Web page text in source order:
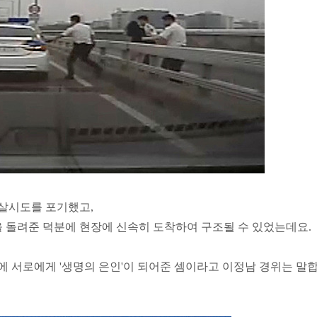
시도를 포기했고,
려준 덕분에 현장에 신속히 도착하여 구조될 수 있었는데요.
서로에게 '생명의 은인'이 되어준 셈이라고 이정남 경위는 말